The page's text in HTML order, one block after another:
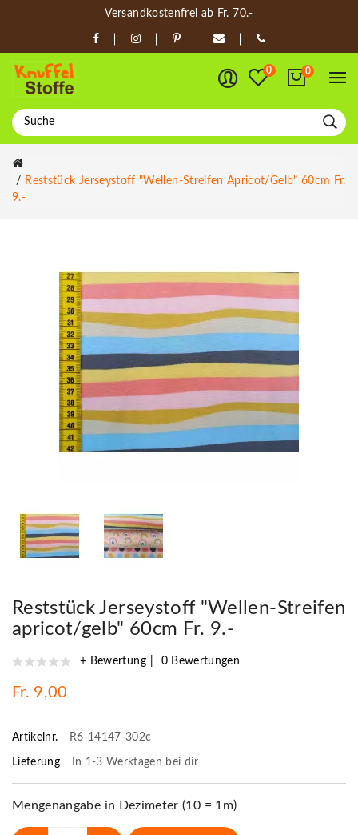
Versandkostenfrei ab Fr. 70.-
0 0
Reststück Jerseystoff "Wellen-Streifen Apricot/gelb" 60cm Fr.
9.-
Reststück Jerseystoff "Wellen-Streifen
apricot/gelb" 60cm Fr. 9.-
+ Bewertung 0 Bewertungen
Fr. 9,00
Artikelnr. R6-14147-302c
Lieferung In 1-3 Werktagen bei dir
Mengenangabe in Dezimeter (10 = 1m)